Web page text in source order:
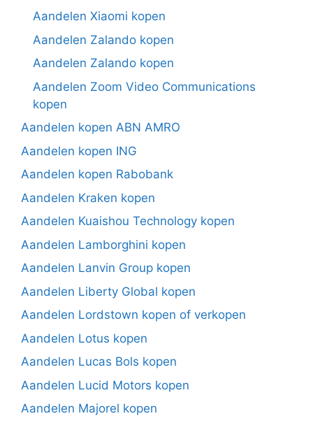
Aandelen Xiaomi kopen
Aandelen Zalando kopen
Aandelen Zalando kopen
Aandelen Zoom Video Communications
kopen
Aandelen kopen ABN AMRO
Aandelen kopen ING
Aandelen kopen Rabobank
Aandelen Kraken kopen
Aandelen Kuaishou Technology kopen
Aandelen Lamborghini kopen
Aandelen Lanvin Group kopen
Aandelen Liberty Global kopen
Aandelen Lordstown kopen of verkopen
Aandelen Lotus kopen
Aandelen Lucas Bols kopen
Aandelen Lucid Motors kopen
Aandelen Majorel kopen